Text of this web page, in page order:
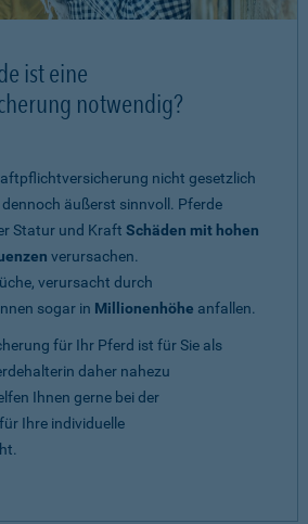
ist eine
notwendig?
nicht gesetzlich
äußerst sinnvoll. Pferde
Statur und Kraft Schäden mit hohen
verursachen.
verursacht durch
sogar in Millionenhöhe anfallen.
für Ihr Pferd ist für Sie als
daher nahezu
Ihnen gerne bei der
Ihre individuelle